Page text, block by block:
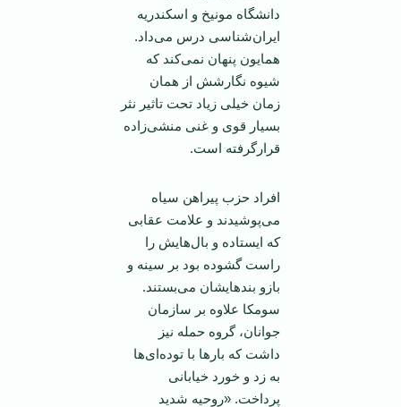
دانشگاه مونیخ و اسکندریه
ایران‌شناسی درس می‌داد.
همایون پنهان نمی‌کند که
شیوه نگارشش از‌‌ همان
زمان خیلی زیاد تحت تاثیر نثر
بسیار قوی و غنی منشی‌زاده
قرارگرفته است.
افراد حزب پیراهن سیاه
می‌پوشیدند و علامت عقابی
که ایستاده و بال‌هایش را
راست گشوده بود بر سینه و
بازو بند‌هایشان می‌بستند.
سومکا علاوه بر سازمان
جوانان، گروه حمله نیز
داشت که بار‌ها با توده‌ای‌ها
به زد و خورد خیابانی
پرداخت. «روحیه شدید